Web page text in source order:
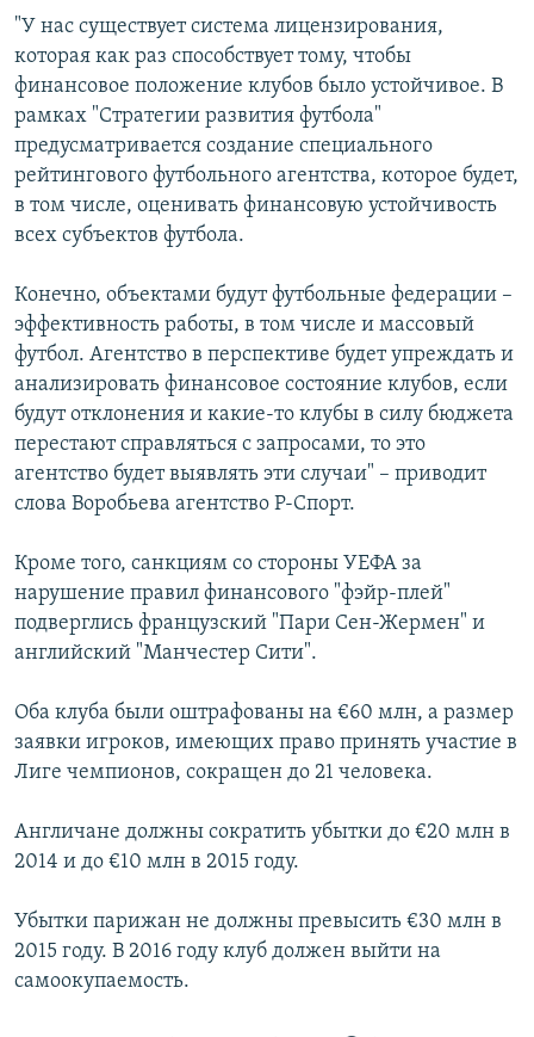
"У нас существует система лицензирования,
которая как раз способствует тому, чтобы
финансовое положение клубов было устойчивое. В
рамках "Стратегии развития футбола"
предусматривается создание специального
рейтингового футбольного агентства, которое будет,
в том числе, оценивать финансовую устойчивость
всех субъектов футбола.
Конечно, объектами будут футбольные федерации –
эффективность работы, в том числе и массовый
футбол. Агентство в перспективе будет упреждать и
анализировать финансовое состояние клубов, если
будут отклонения и какие-то клубы в силу бюджета
перестают справляться с запросами, то это
агентство будет выявлять эти случаи" – приводит
слова Воробьева агентство Р-Спорт.
Кроме того, санкциям со стороны УЕФА за
нарушение правил финансового "фэйр-плей"
подверглись французский "Пари Сен-Жермен" и
английский "Манчестер Сити".
Оба клуба были оштрафованы на €60 млн, а размер
заявки игроков, имеющих право принять участие в
Лиге чемпионов, сокращен до 21 человека.
Англичане должны сократить убытки до €20 млн в
2014 и до €10 млн в 2015 году.
Убытки парижан не должны превысить €30 млн в
2015 году. В 2016 году клуб должен выйти на
самоокупаемость.